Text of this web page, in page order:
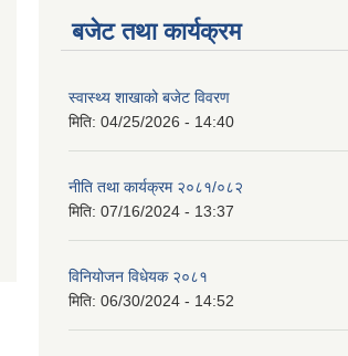
बजेट तथा कार्यक्रम
स्वास्थ्य शाखाको बजेट विवरण
मिति: 04/25/2026 - 14:40
नीति तथा कार्यक्रम २०८१/०८२
मिति: 07/16/2024 - 13:37
विनियोजन विधेयक २०८१
मिति: 06/30/2024 - 14:52